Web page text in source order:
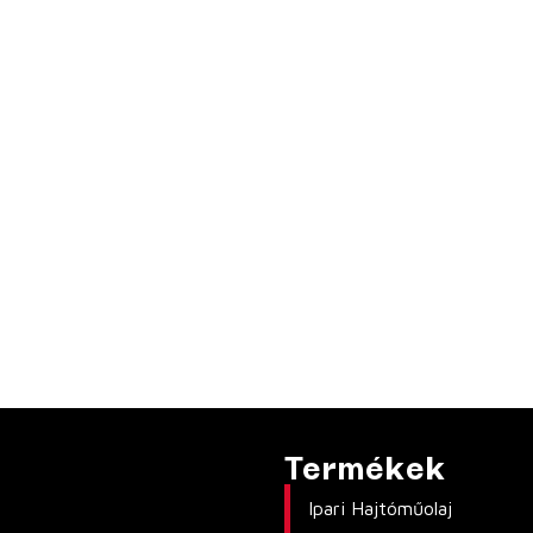
Termékek
Ipari Hajtóműolaj